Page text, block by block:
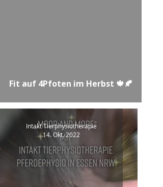
Fit auf 4Pfoten im Herbst 🍁🍂
Intakt Tierphysiotherapie
14. Okt. 2022